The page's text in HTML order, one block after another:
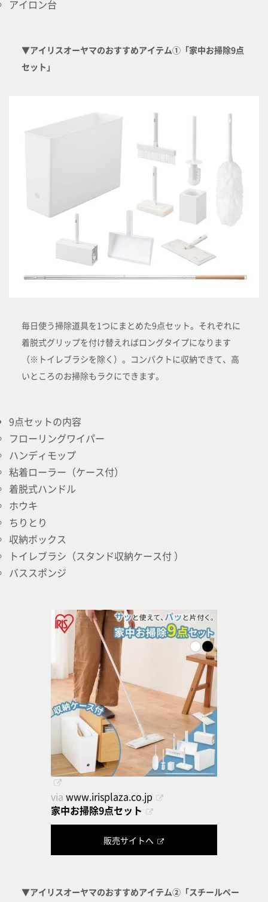
アイロン台
▼アイリスオーヤマのおすすめアイテム①「家中お掃除9点
セット」
毎日使う掃除道具を1つにまとめた9点セット。それぞれに
着脱式グリップを付け替えればロングタイプになります
（※トイレブラシを除く）。コンパクトに収納できて、高
いところのお掃除もラクにできます。
9点セットの内容
フローリングワイパー
ハンディモップ
粘着ローラー（ケース付）
着脱式ハンドル
ホウキ
ちりとり
収納ボックス
トイレブラシ（スタンド収納ケース付 ）
バススポンジ
via www.irisplaza.co.jp
家中お掃除9点セット
販売サイトへ
▼アイリスオーヤマのおすすめアイテム②「スチールペー